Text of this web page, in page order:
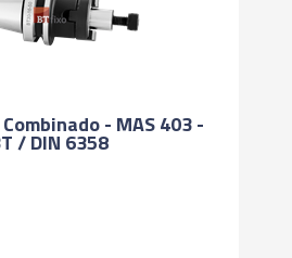
- MAS 403 -
/ DIN 6358